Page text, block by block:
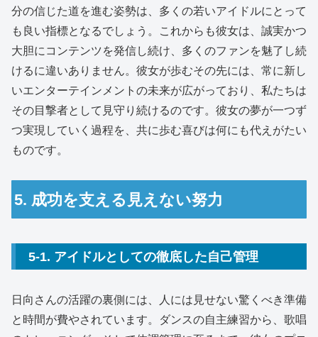
分の信じた道を進む姿勢は、多くの若いアイドルにとって
も良い指標となるでしょう。これからも彼女は、誠実かつ
大胆にコンテンツを発信し続け、多くのファンを魅了し続
けるに違いありません。彼女が歩むその先には、常に新し
いエンターテインメントの未来が広がっており、私たちは
その目撃者として見守り続けるのです。彼女の夢が一つず
つ実現していく過程を、共に歩む喜びは何にも代えがたい
ものです。
5. 成功を支える見えない努力
5-1. アイドルとしての徹底した自己管理
日向さんの活躍の裏側には、人には見せない驚くべき準備
と時間が費やされています。ダンスの自主練習から、歌唱